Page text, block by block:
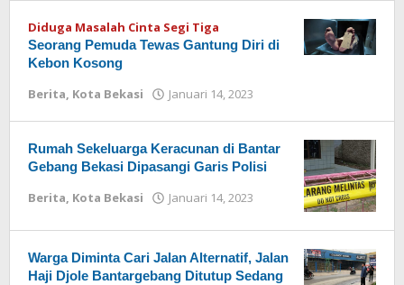
Diduga Masalah Cinta Segi Tiga
Seorang Pemuda Tewas Gantung Diri di
Kebon Kosong
Berita, Kota Bekasi Januari 14, 2023
Rumah Sekeluarga Keracunan di Bantar
Gebang Bekasi Dipasangi Garis Polisi
Berita, Kota Bekasi Januari 14, 2023
Redaksi
Warga Diminta Cari Jalan Alternatif, Jalan
Haji Djole Bantargebang Ditutup Sedang